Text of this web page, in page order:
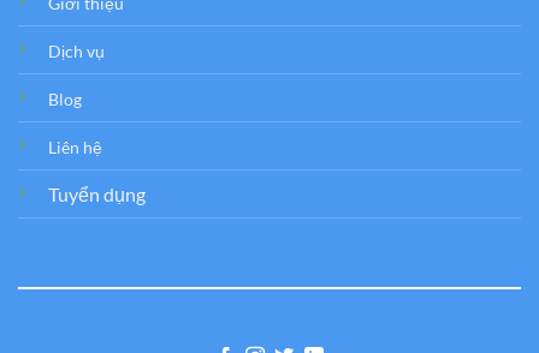
Dịch vụ
Blog
Liên hệ
Tuyển dụng